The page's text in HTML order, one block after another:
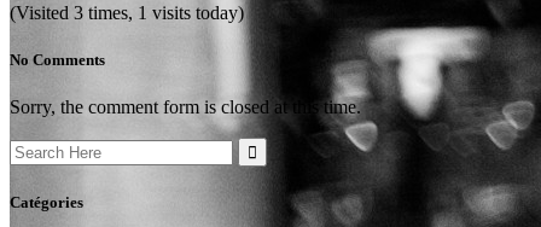
(Visited 3 times, 1 visits today)
No Comments
Sorry, the comment form is closed at this time.
Search
for:
Catégories